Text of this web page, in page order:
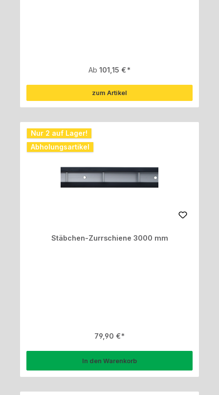
Regulärer Preis:
Ab101,15 €
zum Artikel
Nur 2 auf Lager!
Abholungsartikel
Stäbchen-Zurrschiene 3000 mm
Regulärer Preis:
79,90 €
In den Warenkorb